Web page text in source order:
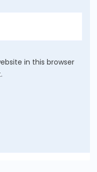
in this browser